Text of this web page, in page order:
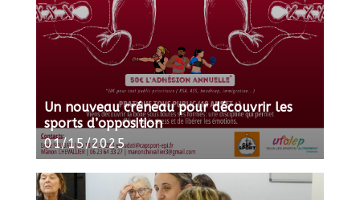
Un nouveau créneau pour découvrir les
sports d’opposition
01/15/2025